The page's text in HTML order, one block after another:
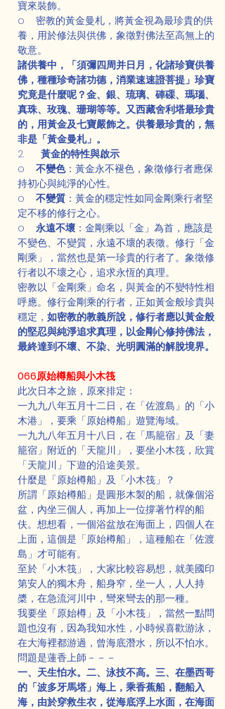
寶來裝飾。
o    密教的黃金曼札，將黃金視為最珍貴的供
養，用於修法與供佛，象徵對佛法至高無上的
敬意。
諸供養中，「須彌四周并日月，化諸珍寶供養
佛，種種珍奇諸功德，消業速速證菩提」珍寶
究竟是什麼呢？金、銀、琉璃、硨磲、瑪瑙、
真珠、玫瑰、珊瑚等等。又西藏舍利塔最珍貴
的，用黃金及七寶嚴飾之。供養最珍貴的，無
非是「黃金曼札」。
2. 黃金的特性與啟示
o 不變色：黃金永不褪色，象徵修行者應保
持初心與純淨的心性。
o 不變質 ：黃金的穩定性如同金剛乘行者堅
定不移的修行之心。
o 永遠不壞 ：金剛乘以「金」為首，應該是
不變色、不變質，永遠不壞的表徵。修行「金
剛乘」，當然也是第一珍貴的行者了。象徵修
行者以不壞之心，追求永恆的真理。
密教以「金剛乘」命名，與黃金的不變特性相
呼應。修行金剛乘的行者，正如黃金般珍貴與
穩定， 如密教的教義所說，修行者應以黃金般
的堅忍與純淨追求真理，以金剛心修持佛法，
最終達到不壞、不染、光明圓滿的解脫境界。
066原始樽船與小木筏
此次日本之旅，原來排定：
一九九八年五月十二日，在「佐渡島」的「小
木港」，要乘「原始樽船」遊覽海域。
一九九八年五月十八日，在「馬籠宿」及「妻
籠宿」附近的「天龍川」，要坐小木筏，欣賞
「天龍川」下遊的沿途美景。
什麼是「原始樽船」及「小木筏」？
所謂「原始樽船」是圓形木製的船，就像個浴
盆，內坐三個人，再加上一位撐著竹桿的船
伕。想想看，一個浴盆放在海面上，四個人在
上面，這個是「原始樽船」，這種船在「佐渡
島」才可能有。
至於「小木筏」，大家比較容易想，就美國印
第安人的獨木舟，船身窄，坐一人，人人持
槳，在急流河川中，彎來彎去的那一種。
我要坐「原始樽」及「小木筏」，當然一點問
題也沒有，因為我知水性，小時候喜歡游泳，
在大海裡都游過，曾海底潛水，所以不怕水。
問題是蓮香上師－－－
一、天生怕水。二、泳技不高。三、在墨西哥
的「波多牙馬塔」海上，乘香蕉船，翻船入
海，由於穿救生衣，從海底浮上水面，在海面